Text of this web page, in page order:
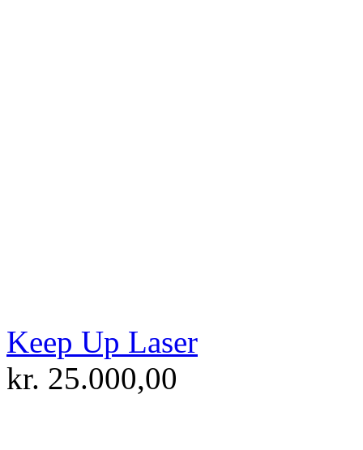
Keep Up Laser
kr. 25.000,00